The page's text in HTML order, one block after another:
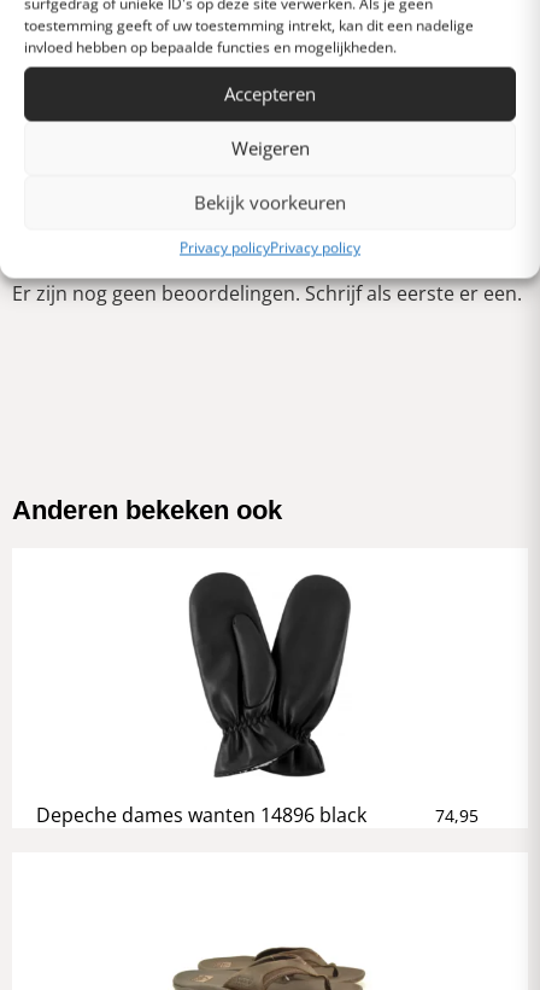
toestemming geeft of uw toestemming intrekt, kan dit een nadelige
invloed hebben op bepaalde functies en mogelijkheden.
Accepteren
Weigeren
Bekijk voorkeuren
Privacy policyPrivacy policy
Gemiddeld
Schrijf een review
Er zijn nog geen beoordelingen. Schrijf als eerste er een.
Anderen bekeken ook
Depeche dames wanten 14896 black 74,95